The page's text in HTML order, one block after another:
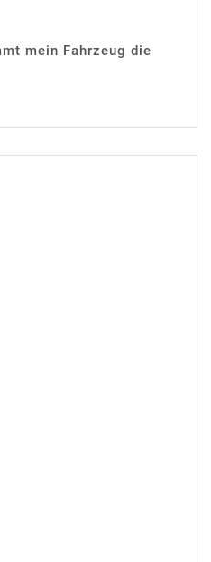
mein Fahrzeug die